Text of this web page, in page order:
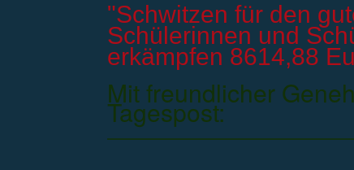
"Schwitzen für den
Schülerinnen und
erkämpfen 8614,88
Mit freundlicher
Tagespost: